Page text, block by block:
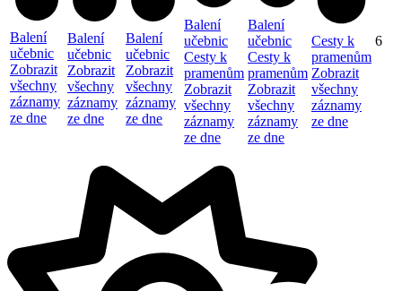
Balení
učebnic
Zobrazit
všechny
záznamy
ze dne
Balení
učebnic
Zobrazit
všechny
záznamy
ze dne
Balení
učebnic
Zobrazit
všechny
záznamy
ze dne
Balení
učebnic
Cesty k
pramenům
Zobrazit
všechny
záznamy
ze dne
Balení
učebnic
Cesty k
pramenům
Zobrazit
všechny
záznamy
ze dne
Cesty k
pramenům
Zobrazit
všechny
záznamy
ze dne
6